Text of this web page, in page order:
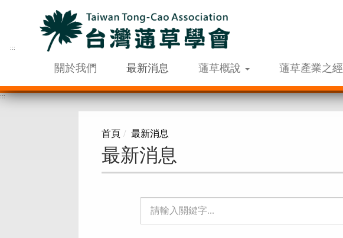
區
:::
關於我們 最新消息 蓪草概說 蓪草產業之
:::
首頁 最新消息
最新消息
單
元